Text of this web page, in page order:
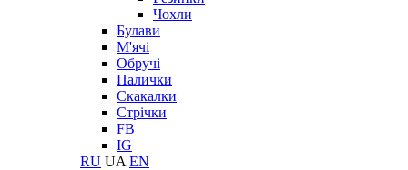
Чохли
Булави
М'ячі
Обручі
Палички
Скакалки
Стрічки
FB
IG
RU UA EN